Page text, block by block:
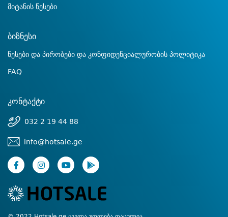
მიტანის წესები
ბიზნესი
წესები და პირობები და კონფიდენციალურობის პოლიტიკა
FAQ
კონტაქტი
032 2 19 44 88
info@hotsale.ge